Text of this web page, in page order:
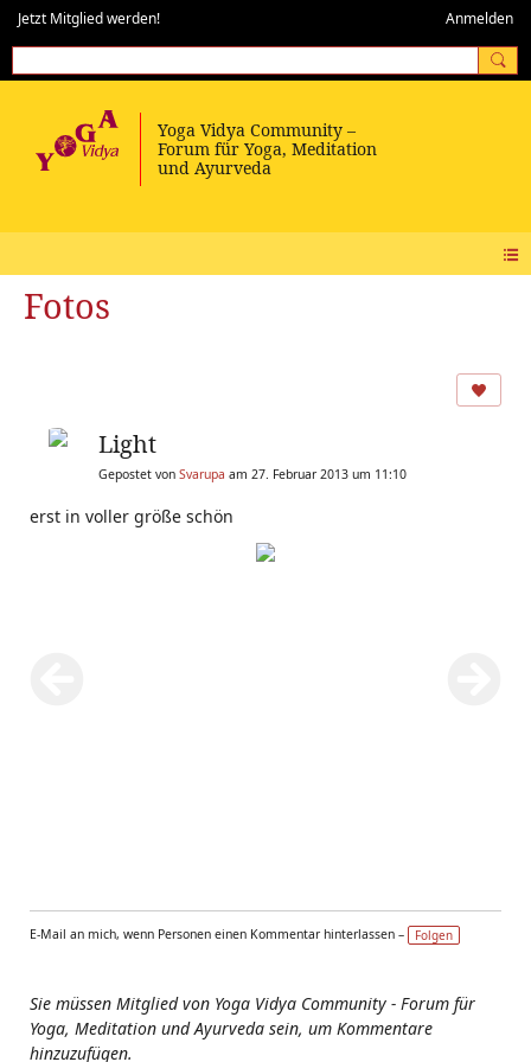
Jetzt Mitglied werden! Anmelden
Fotos
Light
Gepostet von Svarupa am 27. Februar 2013 um 11:10
erst in voller größe schön
E-Mail an mich, wenn Personen einen Kommentar hinterlassen – Folgen
Sie müssen Mitglied von Yoga Vidya Community - Forum für
Yoga, Meditation und Ayurveda sein, um Kommentare
hinzuzufügen.